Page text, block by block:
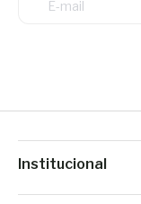
Institucional